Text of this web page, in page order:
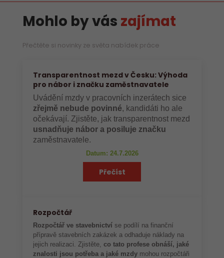
Mohlo by vás zajímat
Přečtěte si novinky ze světa nabídek práce
Transparentnost mezd v Česku: Výhoda
pro nábor i značku zaměstnavatele
Uvádění mzdy v pracovních inzerátech sice
zřejmě nebude povinné, kandidáti ho ale
očekávají. Zjistěte, jak transparentnost mezd
usnadňuje nábor a posiluje značku
zaměstnavatele.
Datum: 24.7.2026
Přečíst
Rozpočtář
Rozpočtář ve stavebnictví se podílí na finanční
přípravě stavebních zakázek a odhaduje náklady na
jejich realizaci. Zjistěte,co tato profese obnáší, jaké
znalosti jsou potřeba a jaké mzdy mohou rozpočtáři